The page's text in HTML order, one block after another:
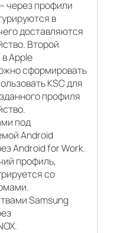
через профили
в
доставляются
Второй
Apple
сформировать
KSC для
профиля
под
Android
Android for Work.
профиль,
со
Samsung